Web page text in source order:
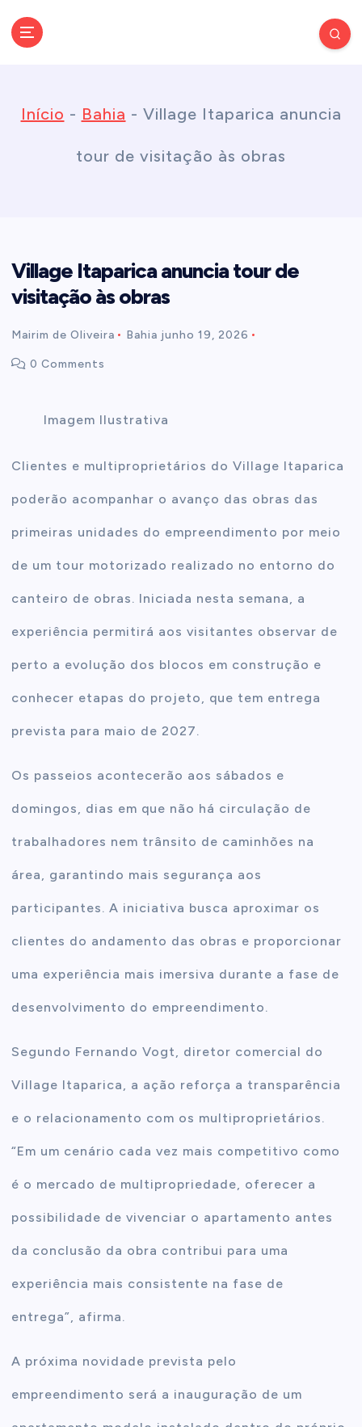
Início - Bahia - Village Itaparica anuncia
tour de visitação às obras
Village Itaparica anuncia tour de
visitação às obras
Mairim de Oliveira Bahia junho 19, 2026
0 Comments
Imagem Ilustrativa
Clientes e multiproprietários do Village Itaparica
poderão acompanhar o avanço das obras das
primeiras unidades do empreendimento por meio
de um tour motorizado realizado no entorno do
canteiro de obras. Iniciada nesta semana, a
experiência permitirá aos visitantes observar de
perto a evolução dos blocos em construção e
conhecer etapas do projeto, que tem entrega
prevista para maio de 2027.
Os passeios acontecerão aos sábados e
domingos, dias em que não há circulação de
trabalhadores nem trânsito de caminhões na
área, garantindo mais segurança aos
participantes. A iniciativa busca aproximar os
clientes do andamento das obras e proporcionar
uma experiência mais imersiva durante a fase de
desenvolvimento do empreendimento.
Segundo Fernando Vogt, diretor comercial do
Village Itaparica, a ação reforça a transparência
e o relacionamento com os multiproprietários.
“Em um cenário cada vez mais competitivo como
é o mercado de multipropriedade, oferecer a
possibilidade de vivenciar o apartamento antes
da conclusão da obra contribui para uma
experiência mais consistente na fase de
entrega”, afirma.
A próxima novidade prevista pelo
empreendimento será a inauguração de um